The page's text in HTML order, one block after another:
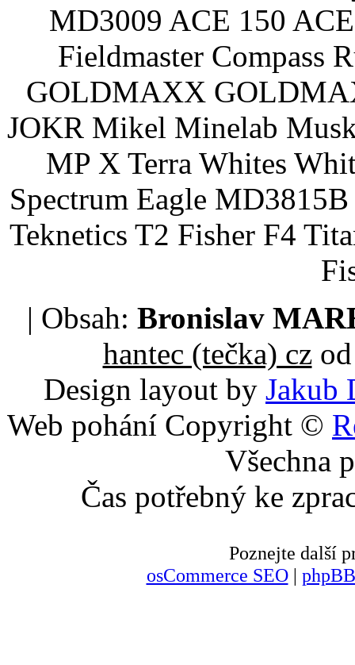
MD3009 ACE 150
Fieldmaster Compass
GOLDMAXX
JOKR Mikel Minelab
MP X Terra Whites
Spectrum Eagle
Teknetics T2 Fisher F4
| Obsah: Bronislav
hantec (tečka) czod
Design layout by Jakub
Web pohání Copyright ©
Všechna
Čas potřebný ke
Poznejte další
osCommerce SEO|